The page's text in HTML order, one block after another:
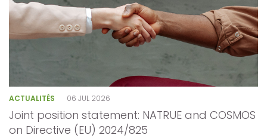
ACTUALITÉS 06 JUL 2026
Joint position statement: NATRUE and COSMOS
on Directive (EU) 2024/825